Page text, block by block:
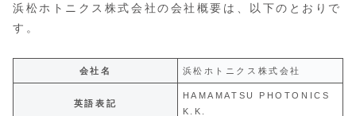
浜松ホトニクス株式会社の会社概要は、以下のとおりで
す。
会社名 浜松ホトニクス株式会社
英語表記
HAMAMATSU PHOTONICS
K.K.